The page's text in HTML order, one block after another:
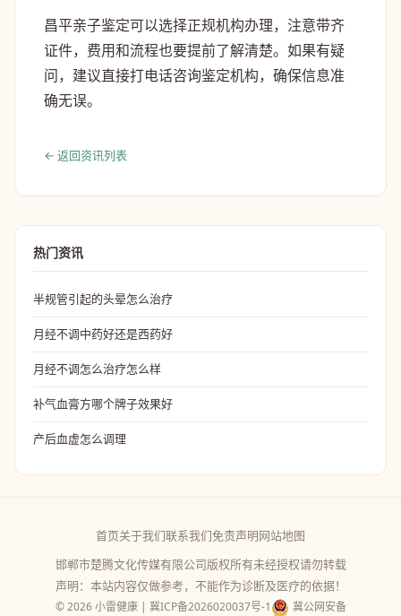
昌平亲子鉴定可以选择正规机构办理，注意带齐
证件，费用和流程也要提前了解清楚。如果有疑
问，建议直接打电话咨询鉴定机构，确保信息准
确无误。
← 返回资讯列表
热门资讯
半规管引起的头晕怎么治疗
月经不调中药好还是西药好
月经不调怎么治疗怎么样
补气血膏方哪个牌子效果好
产后血虚怎么调理
首页关于我们联系我们免责声明网站地图
邯郸市楚腾文化传媒有限公司版权所有未经授权请勿转载
声明：本站内容仅做参考，不能作为诊断及医疗的依据！
© 2026 小雷健康 | 冀ICP备2026020037号-1 冀公网安备